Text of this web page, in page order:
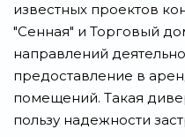
известных проектов
"Сенная" и Торговый
направлений
предоставление в
помещений. Такая
пользу надежности